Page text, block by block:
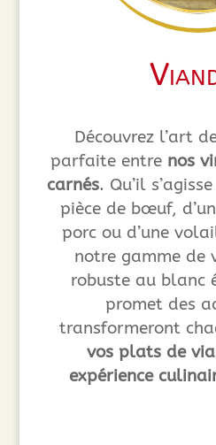
Découvrez l’art
parfaite entre nos
carnés. Qu’il
pièce de bœuf,
porc ou d’une
notre gamme de
robuste au blanc
promet des
transformeront
vos plats de
expérience